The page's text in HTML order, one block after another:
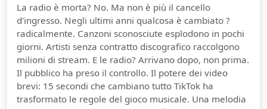
La radio è morta? No. Ma non è più il cancello
d'ingresso. Negli ultimi anni qualcosa è cambiato ?
radicalmente. Canzoni sconosciute esplodono in pochi
giorni. Artisti senza contratto discografico raccolgono
milioni di stream. E le radio? Arrivano dopo, non prima.
Il pubblico ha preso il controllo. Il potere dei video
brevi: 15 secondi che cambiano tutto TikTok ha
trasformato le regole del gioco musicale. Una melodia